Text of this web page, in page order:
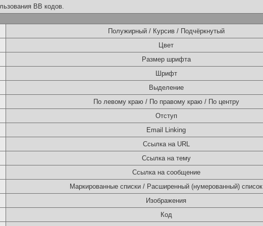
BB кодов.
Полужирный / Курсив / Подчёркнутый
Цвет
Размер шрифта
Шрифт
Выделение
По левому краю / По правому краю / По центру
Отступ
Email Linking
Ссылка на URL
Ссылка на тему
Ссылка на сообщение
Маркированные списки / Расширенный (нумерованный) список
Изображения
Код